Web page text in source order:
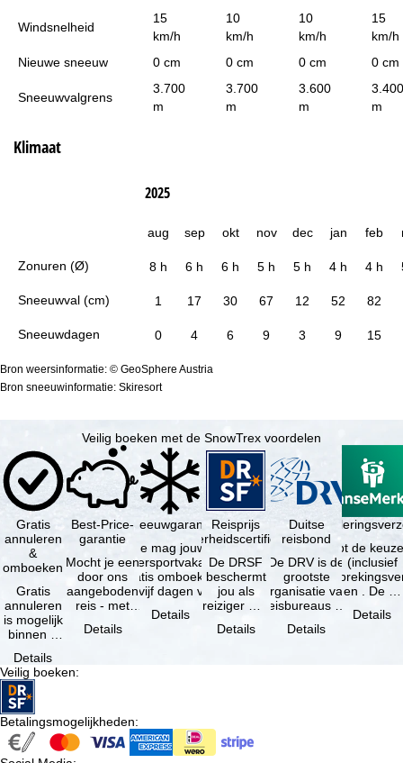
Windsnelheid
15
km/h
10
km/h
10
km/h
15
km/h
Nieuwe sneeuw
0 cm 0 cm 0 cm 0 cm
Sneeuwvalgrens
3.700
m
3.700
m
3.600
m
3.400
m
Klimaat
Zonuren (Ø)
Sneeuwval (cm)
Sneeuwdagen
2025
aug sep okt nov dec jan feb
8 h 6 h 6 h 5 h 5 h 4 h 4 h
1 17 30 67 12 52 82
0 4 6 9 3 9 15
Bron weersinformatie: © GeoSphere Austria
Bron sneeuwinformatie: Skiresort
Veilig boeken met de SnowTrex voordelen
Gratis
annuleren
&
omboeken
Gratis
annuleren
is mogelijk
binnen 5
de
boeking,
als jouw
vakantie …
Details
Best-Price-
garantie
Mocht je een
door ons
aangeboden
reis - met
beschikbaarheid
Details
Sneeuwgarantie
Je mag jouw
wintersportvakantie
gratis omboeken
als vijf dagen voor
Details
Reisprijs
zekerheidscertificaat
De DRSF
beschermt
jou als
reiziger met
pakketreis
Details
Duitse
reisbond
De DRV is de
grootste
organisatie van
reisbureaus en
in Duitsland. …
Details
Je hebt de
(inclusief
en . De …
Details
Veilig boeken:
Betalingsmogelijkheden: